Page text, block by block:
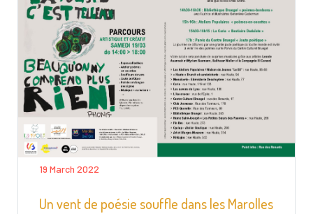
19 March 2022
Un vent de poésie souffle dans les Marolles